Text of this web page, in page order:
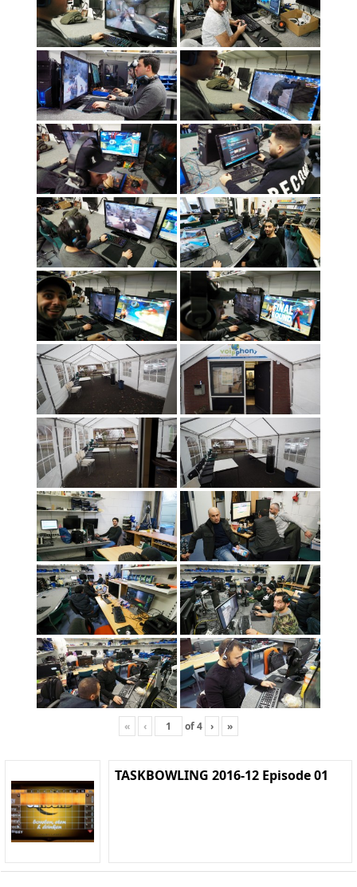
« ‹ of4 › »
TASKBOWLING 2016-12 Episode 01